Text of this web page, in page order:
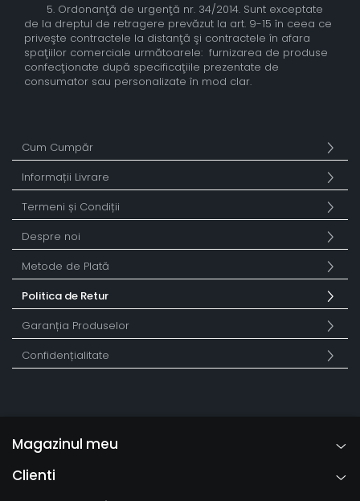
5. Ordonanţă de urgenţă nr. 34/2014. Sunt exceptate
de la dreptul de retragere prevăzut la art. 9-15 în ceea ce
priveşte contractele la distanţă şi contractele în afara
spaţiilor comerciale următoarele: furnizarea de produse
confecţionate după specificaţiile prezentate de
consumator sau personalizate în mod clar.
Cum Cumpăr
Informații Livrare
Termeni și Condiții
Despre noi
Metode de Plată
Politica de Retur
Garanția Produselor
Confidențialitate
Magazinul meu
Clienti